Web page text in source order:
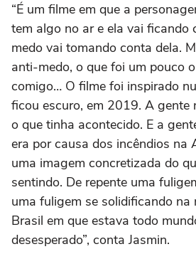
“É um filme em que a
tem algo no ar e ela vai ficando
medo vai tomando conta dela.
anti-medo, o que foi um pouco
comigo… O filme foi inspirado
ficou escuro, em 2019. A gente
o que tinha acontecido. E a
era por causa dos incêndios na
uma imagem concretizada do
sentindo. De repente uma
uma fuligem se solidificando na
Brasil em que estava todo
desesperado”, conta Jasmin.